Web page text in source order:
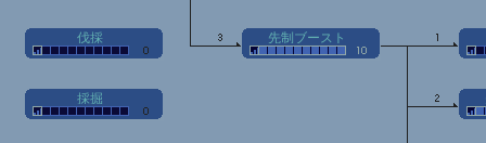
先制ブースト
伐採
採掘